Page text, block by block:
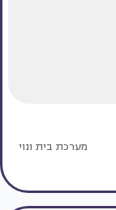
מערכת בית ונוי